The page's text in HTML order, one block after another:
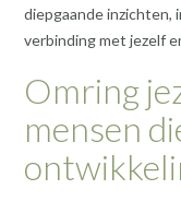
diepgaande
verbinding met jezelf
Omring
mensen